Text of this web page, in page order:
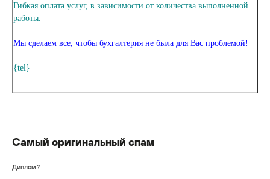
Гибкая оплата услуг, в зависимости от количества выполненной
работы.
Мы сделаем все, чтобы бухгалтерия не была для Вас проблемой!
{tel}
Самый оригинальный спам
Диплом?